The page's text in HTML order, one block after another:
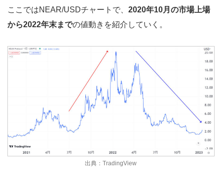
ここではNEAR/USDチャートで、 2020年10月の市場上場
から2022年末までの値動きを紹介していく。
出典：TradingView